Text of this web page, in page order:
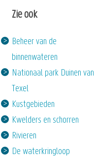
Zie ook
Beheer van de
binnenwateren
Nationaal park Duinen van
Texel
Kustgebieden
Kwelders en schorren
Rivieren
De waterkringloop